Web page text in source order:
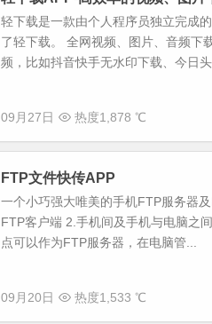
轻下载是一款由个人程序员独立完成
了轻下载。 全网视频、图片、音频下
频，比如抖音快手无水印下载、今日头
09月27日 热度1,878 ℃
FTP文件快传APP
一个小巧强大唯美的手机FTP服务器
FTP客户端 2.手机间及手机与电脑之
点可以作为FTP服务器，在电脑管...
09月20日 热度1,533 ℃